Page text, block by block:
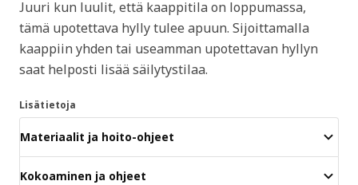
Juuri kun luulit, että kaappitila on loppumassa,
tämä upotettava hylly tulee apuun. Sijoittamalla
kaappiin yhden tai useamman upotettavan hyllyn
saat helposti lisää säilytystilaa.
Lisätietoja
Materiaalit ja hoito-ohjeet
Kokoaminen ja ohjeet